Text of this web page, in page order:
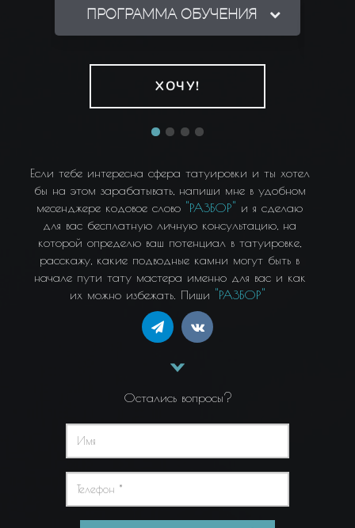
ПРОГРАММА ОБУЧЕНИЯ
ХОЧУ!
Если тебе интересна сфера татуировки и ты хотел
бы на этом зарабатывать, напиши мне в удобном
месенджере кодовое слово "РАЗБОР" и я сделаю
для вас бесплатную личную консультацию, на
которой определю ваш потенциал в татуировке,
расскажу, какие подводные камни могут быть в
начале пути тату мастера именно для вас и как
их можно избежать. Пиши "РАЗБОР"
Остались вопросы?